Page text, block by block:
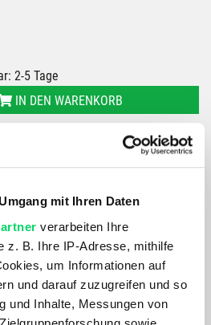
mit Ihren Daten
verarbeiten Ihre
z. B. Ihre IP-Adresse, mithilfe
um Informationen auf
und darauf zuzugreifen und so
und Inhalte, Messungen von
2-5 Tage
IN DEN WARENKORB
7
dich gerne.